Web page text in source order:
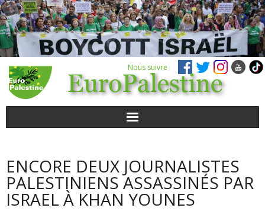
Nous suivre
POUR AGIR
AGENDA
ENCORE DEUX JOURNALISTES
PALESTINIENS ASSASSINÉS PAR
ISRAEL À KHAN YOUNES